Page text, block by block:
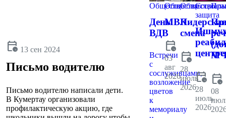
calendar_clock 13 сен 2024
Письмо водителю
Письмо водителю написали дети.
В Кумертау организовали
профилактическую акцию, где
Общество
День
ВДВ
Встречи
с
сослуживцами,
возложение
цветов
к
мемориалу
Общество
МВК
calendar_clock
03
авг
2026
Общество
смена
calendar_clock
28
июль
2026
защита
центре
calendar_clock
28
июль
2026
calendar_clock
08